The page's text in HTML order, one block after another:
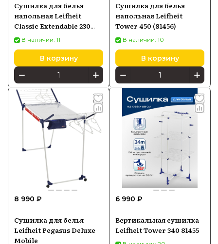
Сушилка для белья
напольная Leifheit
Classic Extendable 230
Solid 81635
В наличии: 11
В корзину
Сушилка для белья
напольная Leifheit
Tower 450 (81456)
В наличии: 10
В корзину
8 990 ₽
Сушилка для белья
Leifheit Pegasus Deluxe
Mobile
6 990 ₽
Вертикальная сушилка
Leifheit Tower 340 81455